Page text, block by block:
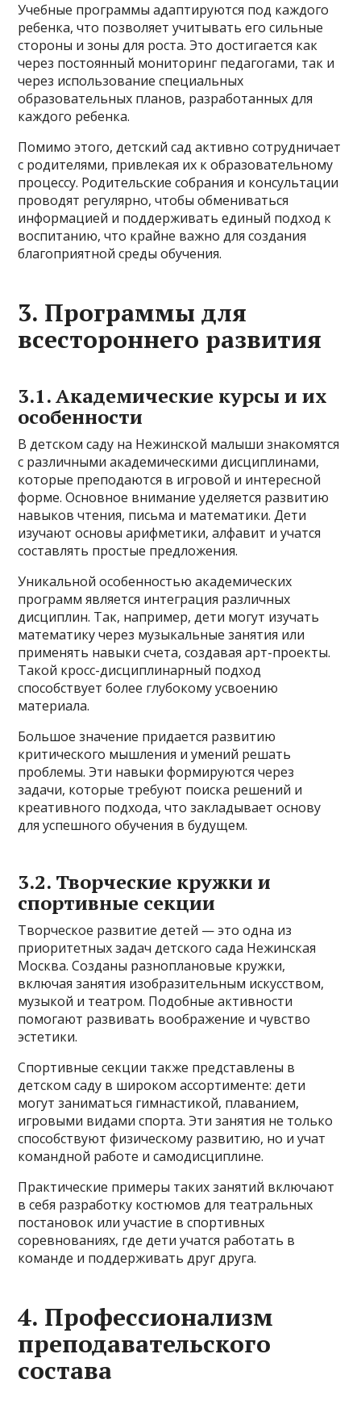
Учебные программы адаптируются под каждого
ребенка, что позволяет учитывать его сильные
стороны и зоны для роста. Это достигается как
через постоянный мониторинг педагогами, так и
через использование специальных
образовательных планов, разработанных для
каждого ребенка.
Помимо этого, детский сад активно сотрудничает
с родителями, привлекая их к образовательному
процессу. Родительские собрания и консультации
проводят регулярно, чтобы обмениваться
информацией и поддерживать единый подход к
воспитанию, что крайне важно для создания
благоприятной среды обучения.
3. Программы для
всестороннего развития
3.1. Академические курсы и их
особенности
В детском саду на Нежинской малыши знакомятся
с различными академическими дисциплинами,
которые преподаются в игровой и интересной
форме. Основное внимание уделяется развитию
навыков чтения, письма и математики. Дети
изучают основы арифметики, алфавит и учатся
составлять простые предложения.
Уникальной особенностью академических
программ является интеграция различных
дисциплин. Так, например, дети могут изучать
математику через музыкальные занятия или
применять навыки счета, создавая арт-проекты.
Такой кросс-дисциплинарный подход
способствует более глубокому усвоению
материала.
Большое значение придается развитию
критического мышления и умений решать
проблемы. Эти навыки формируются через
задачи, которые требуют поиска решений и
креативного подхода, что закладывает основу
для успешного обучения в будущем.
3.2. Творческие кружки и
спортивные секции
Творческое развитие детей — это одна из
приоритетных задач детского сада Нежинская
Москва. Созданы разноплановые кружки,
включая занятия изобразительным искусством,
музыкой и театром. Подобные активности
помогают развивать воображение и чувство
эстетики.
Спортивные секции также представлены в
детском саду в широком ассортименте: дети
могут заниматься гимнастикой, плаванием,
игровыми видами спорта. Эти занятия не только
способствуют физическому развитию, но и учат
командной работе и самодисциплине.
Практические примеры таких занятий включают
в себя разработку костюмов для театральных
постановок или участие в спортивных
соревнованиях, где дети учатся работать в
команде и поддерживать друг друга.
4. Профессионализм
преподавательского
состава